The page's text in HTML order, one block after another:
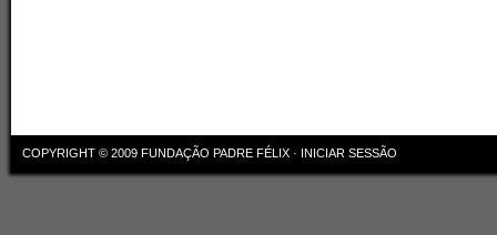
COPYRIGHT © 2009 FUNDAÇÃO PADRE FÉLIX · INICIAR SESSÃO